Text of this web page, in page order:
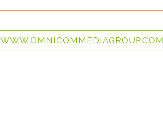
WWW.OMNICOMMEDIAGROUP.COM